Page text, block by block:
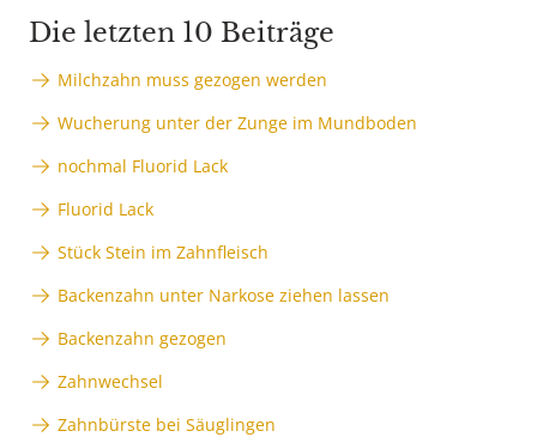
Die letzten 10 Beiträge
Milchzahn muss gezogen werden
Wucherung unter der Zunge im Mundboden
nochmal Fluorid Lack
Fluorid Lack
Stück Stein im Zahnfleisch
Backenzahn unter Narkose ziehen lassen
Backenzahn gezogen
Zahnwechsel
Zahnbürste bei Säuglingen